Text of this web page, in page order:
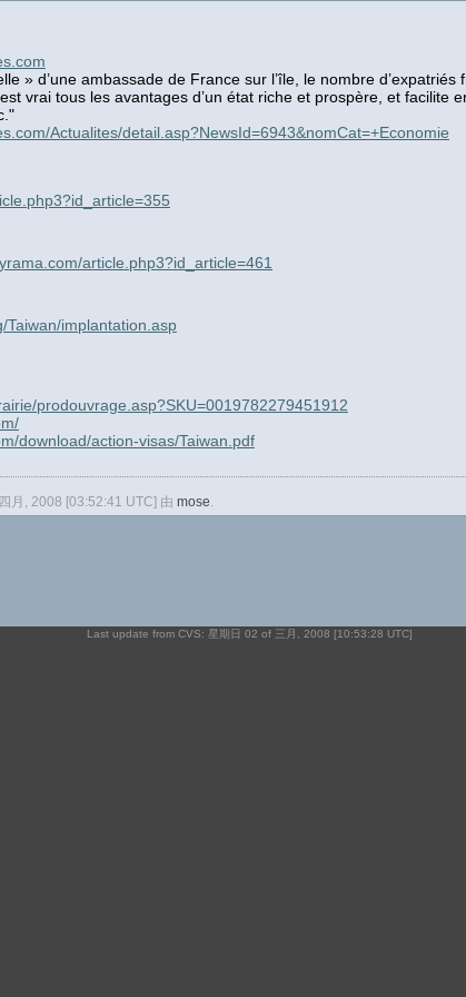
» d’une ambassade de France sur l’île, le nombre
vrai tous les avantages d’un état riche et prospère, et facilite
Actualites/detail.asp?NewsId=6943&nomCat=+Economie
article.php3?id_article=461
Taiwan/implantation.asp
prodouvrage.asp?SKU=0019782279451912
download/action-visas/Taiwan.pdf
月, 2008 [03:52:41 UTC] 由 mose.
Last update from CVS: 星期日 02 of 三月, 2008 [10:53:28 UTC]